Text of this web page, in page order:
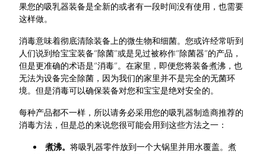
果您的吸乳器装备是全新的或者有一段时间没有使用，也需要
这样做。
消毒意味着彻底清除装备上的微生物和细菌。您或许经常听到
人们说到给宝宝装备“除菌”或是见过被称作“除菌器”的产品，
但是更准确的术语是“消毒”。在家里，即便您将装备煮沸，也
无法为设备完全除菌，因为我们的家里并不是完全的无菌环
境。但是消毒可以确保装备对您和宝宝是绝对安全的。
每种产品都不一样，所以请务必采用您的吸乳器制造商推荐的
消毒方法，但是总的来说您很可能会用到这些方法之一：
煮沸。 将吸乳器零件放到一个大锅里并用水覆盖。煮